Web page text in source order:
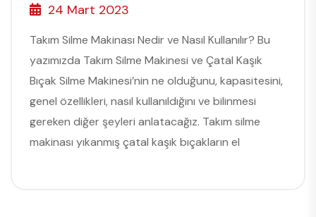
24 Mart 2023
Takım Silme Makinası Nedir ve Nasıl Kullanılır? Bu
yazımızda Takım Silme Makinesi ve Çatal Kaşık
Bıçak Silme Makinesi’nin ne olduğunu, kapasitesini,
genel özellikleri, nasıl kullanıldığını ve bilinmesi
gereken diğer şeyleri anlatacağız. Takım silme
makinası yıkanmış çatal kaşık bıçakların el